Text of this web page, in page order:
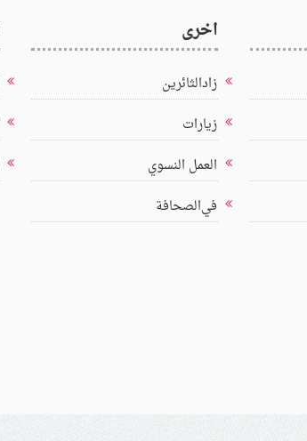
اخرى
زادالثائرين
زيارات
العمل النسوي
في‌الصحافة